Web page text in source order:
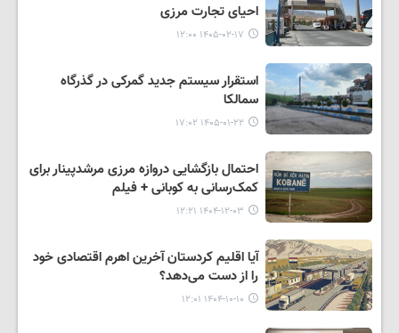
احیای تجارت مرزی
۱۴۰۵-۰۲-۱۷ ۱۲:۰۰
استقرار سیستم جدید گمرکی در گذرگاه
سمالکا
۱۴۰۵-۰۱-۲۲ ۱۷:۰۲
احتمال بازگشایی دروازه مرزی مرشدپینار برای
کمک‌رسانی به کوبانی + فیلم
۱۴۰۴-۱۲-۰۳ ۱۲:۲۱
آیا اقلیم کردستان آخرین اهرم اقتصادی خود
را از دست می‌دهد؟
۱۴۰۴-۱۰-۱۰ ۱۲:۰۱